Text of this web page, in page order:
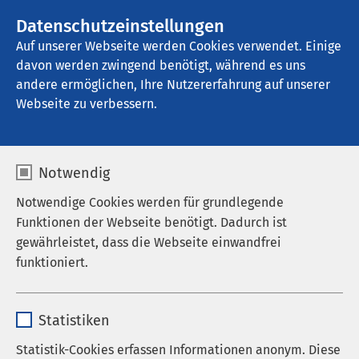
Datenschutzeinstellungen
Auf unserer Webseite werden Cookies verwendet. Einige
davon werden zwingend benötigt, während es uns
andere ermöglichen, Ihre Nutzererfahrung auf unserer
Webseite zu verbessern.
Notwendig
Notwendige Cookies werden für grundlegende
Funktionen der Webseite benötigt. Dadurch ist
gewährleistet, dass die Webseite einwandfrei
funktioniert.
Anbieter sgalinski
Statistiken
Statistik-Cookies erfassen Informationen anonym. Diese
AMEOS Klinikum Haldensleben